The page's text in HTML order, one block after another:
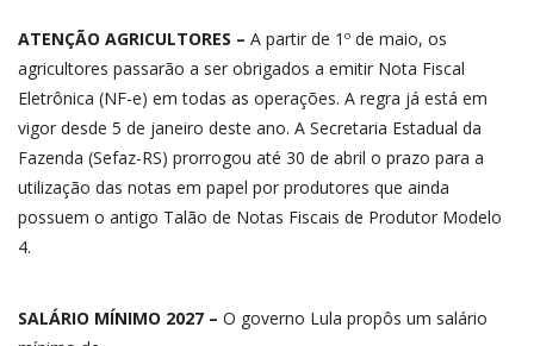
ATENÇÃO AGRICULTORES – A partir de 1º de maio, os
agricultores passarão a ser obrigados a emitir Nota Fiscal
Eletrônica (NF-e) em todas as operações. A regra já está em
vigor desde 5 de janeiro deste ano. A Secretaria Estadual da
Fazenda (Sefaz-RS) prorrogou até 30 de abril o prazo para a
utilização das notas em papel por produtores que ainda
possuem o antigo Talão de Notas Fiscais de Produtor Modelo
4.
SALÁRIO MÍNIMO 2027 – O governo Lula propôs um salário